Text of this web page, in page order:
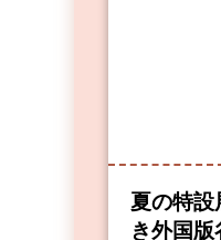
夏の特
き外国